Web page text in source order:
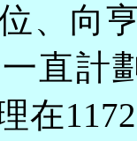
、向
直計
在